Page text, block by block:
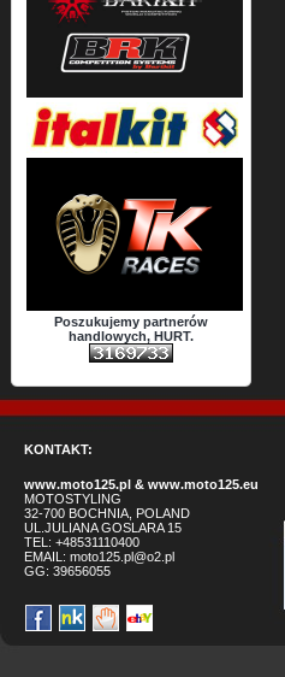
Poszukujemy partnerów
handlowych, HURT.
KONTAKT:
www.moto125.pl & www.moto125.eu
MOTOSTYLING
32-700 BOCHNIA, POLAND
UL.JULIANA GOSLARA 15
TEL: +48531110400
EMAIL: moto125.pl@o2.pl
GG: 39656055